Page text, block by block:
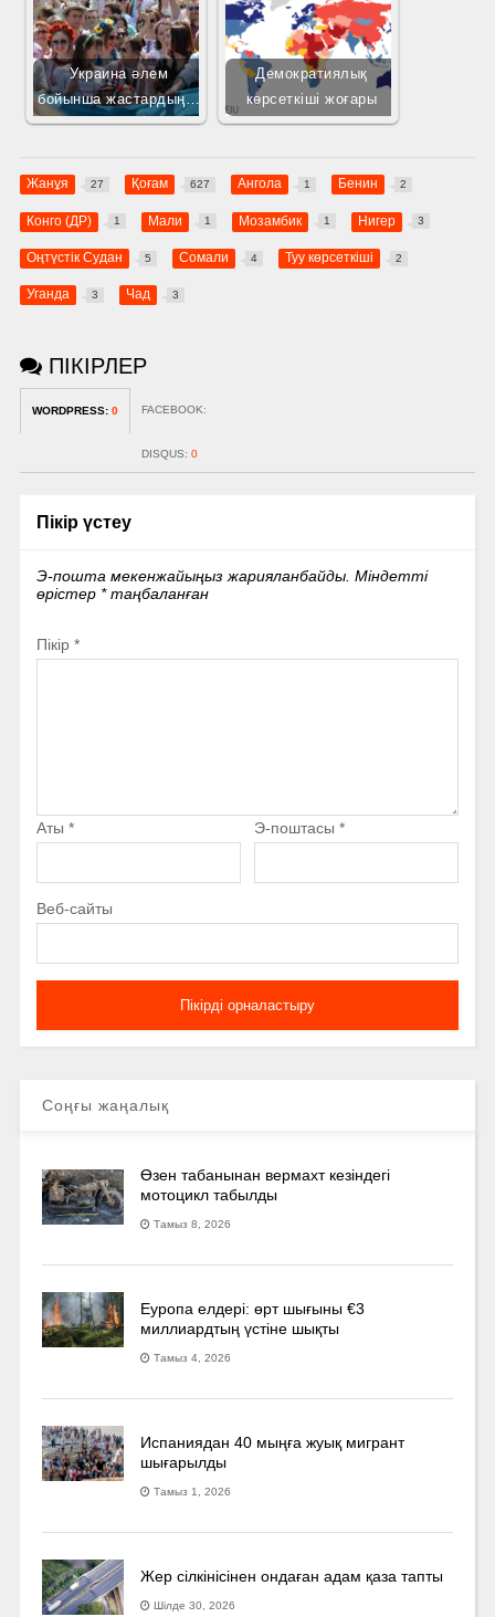
Украина әлем
бойынша жастардың…
Демократиялық
көрсеткіші жоғары
Жанұя 27 Қоғам 627 Ангола 1 Бенин 2
Конго (ДР) 1 Мали 1 Мозамбик 1 Нигер 3
Оңтүстік Судан 5 Сомали 4 Туу көрсеткіші 2
Уганда 3 Чад 3
ПІКІРЛЕР
WORDPRESS: 0 FACEBOOK:
DISQUS: 0
Пікір үстеу
Э-пошта мекенжайыңыз жарияланбайды. Міндетті
өрістер *таңбаланған
Пікір *
Аты * Э-поштасы *
Веб-сайты
Соңғы жаңалық
Өзен табанынан вермахт кезіндегі
мотоцикл табылды
Тамыз 8, 2026
Еуропа елдері: өрт шығыны €3
миллиардтың үстіне шықты
Тамыз 4, 2026
Испаниядан 40 мыңға жуық мигрант
шығарылды
Тамыз 1, 2026
Жер сілкінісінен ондаған адам қаза тапты
Шілде 30, 2026